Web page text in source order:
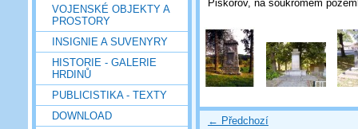
VOJENSKÉ OBJEKTY A
PROSTORY
INSIGNIE A SUVENYRY
HISTORIE - GALERIE
HRDINŮ
PUBLICISTIKA - TEXTY
DOWNLOAD
Piskořov, na soukromém
← Předchozí